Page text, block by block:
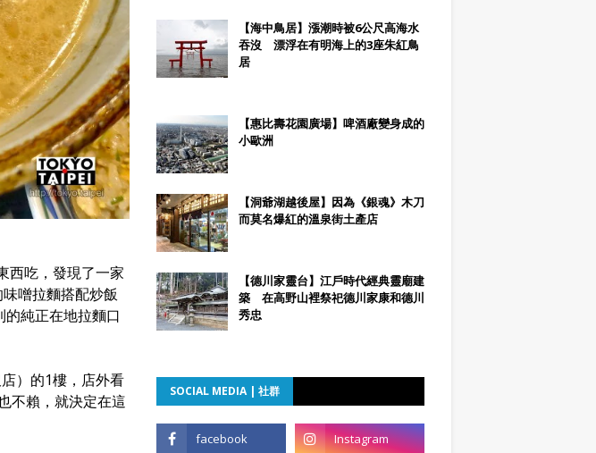
西吃，發現了一家
噌拉麵搭配炒飯
純正在地拉麵口
）的1樓，店外看
不賴，就決定在這
【海中鳥居】漲潮時被6公尺高海水
吞沒 漂浮在有明海上的3座朱紅鳥
居
【惠比壽花園廣場】啤酒廠變身成的
小歐洲
【洞爺湖越後屋】因為《銀魂》木刀
而莫名爆紅的溫泉街土產店
【德川家靈台】江戶時代經典靈廟建
築 在高野山裡祭祀德川家康和德川
秀忠
SOCIAL MEDIA | 社群